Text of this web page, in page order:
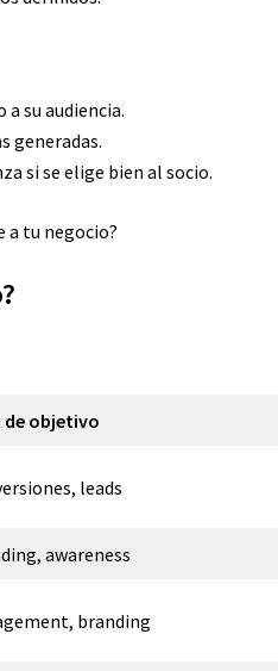
su audiencia.
generadas.
si se elige bien al socio.
de objetivo
leads
awareness
branding